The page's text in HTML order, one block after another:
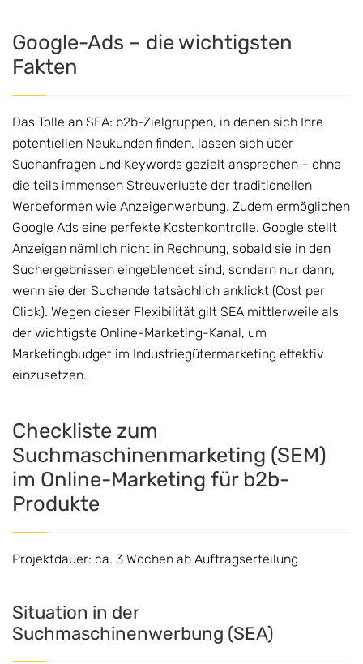
Google-Ads – die wichtigsten
Fakten
Das Tolle an SEA: b2b-Zielgruppen, in denen sich Ihre
potentiellen Neukunden finden, lassen sich über
Suchanfragen und Keywords gezielt ansprechen – ohne
die teils immensen Streuverluste der traditionellen
Werbeformen wie Anzeigenwerbung. Zudem ermöglichen
Google Ads eine perfekte Kostenkontrolle. Google stellt
Anzeigen nämlich nicht in Rechnung, sobald sie in den
Suchergebnissen eingeblendet sind, sondern nur dann,
wenn sie der Suchende tatsächlich anklickt (Cost per
Click). Wegen dieser Flexibilität gilt SEA mittlerweile als
der wichtigste Online-Marketing-Kanal, um
Marketingbudget im Industriegütermarketing effektiv
einzusetzen.
Checkliste zum
Suchmaschinenmarketing (SEM)
im Online-Marketing für b2b-
Produkte
Projektdauer: ca. 3 Wochen ab Auftragserteilung
Situation in der
Suchmaschinenwerbung (SEA)